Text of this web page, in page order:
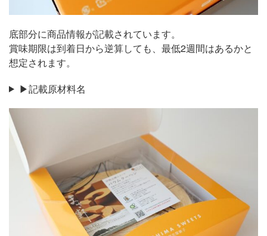
底部分に商品情報が記載されています。
賞味期限は到着日から逆算しても、最低2週間はあるかと
想定されます。
▶記載原材料名